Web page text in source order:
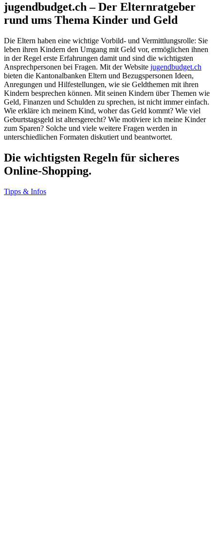
jugendbudget.ch – Der Elternratgeber
rund ums Thema Kinder und Geld
Die Eltern haben eine wichtige Vorbild- und Vermittlungsrolle: Sie
leben ihren Kindern den Umgang mit Geld vor, ermöglichen ihnen
in der Regel erste Erfahrungen damit und sind die wichtigsten
Ansprechpersonen bei Fragen. Mit der Website jugendbudget.ch
bieten die Kantonalbanken Eltern und Bezugspersonen Ideen,
Anregungen und Hilfestellungen, wie sie Geldthemen mit ihren
Kindern besprechen können. Mit seinen Kindern über Themen wie
Geld, Finanzen und Schulden zu sprechen, ist nicht immer einfach.
Wie erkläre ich meinem Kind, woher das Geld kommt? Wie viel
Geburtstagsgeld ist altersgerecht? Wie motiviere ich meine Kinder
zum Sparen? Solche und viele weitere Fragen werden in
unterschiedlichen Formaten diskutiert und beantwortet.
Die wichtigsten Regeln für sicheres
Online-Shopping.
Tipps & Infos